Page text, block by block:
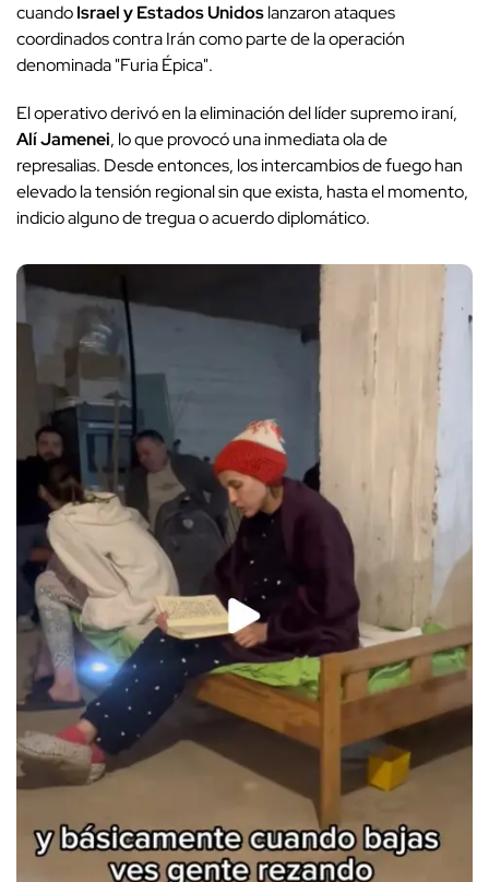
cuandoIsrael y Estados Unidoslanzaron ataques
coordinados contra Irán como parte de la operación
denominada "Furia Épica".
El operativo derivó en la eliminación del líder supremo iraní,
Alí Jamenei, lo que provocó una inmediata ola de
represalias. Desde entonces, los intercambios de fuego han
elevado la tensión regional sin que exista, hasta el momento,
indicio alguno de tregua o acuerdo diplomático.